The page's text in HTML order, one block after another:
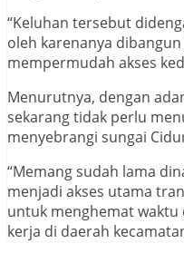
“Keluhan tersebut
oleh karenanya
mempermudah akses
Menurutnya, dengan
sekarang tidak perlu
menyebrangi sungai
“Memang sudah lama
menjadi akses utama
untuk menghemat waktu
kerja di daerah